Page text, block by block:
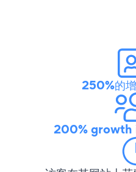
250%的
200% growth